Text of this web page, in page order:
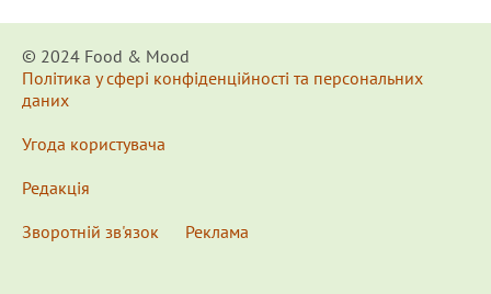
© 2024 Food & Мood
Політика у сфері конфіденційності та персональних
даних
Угода користувача
Редакція
Зворотній зв'язок
Реклама